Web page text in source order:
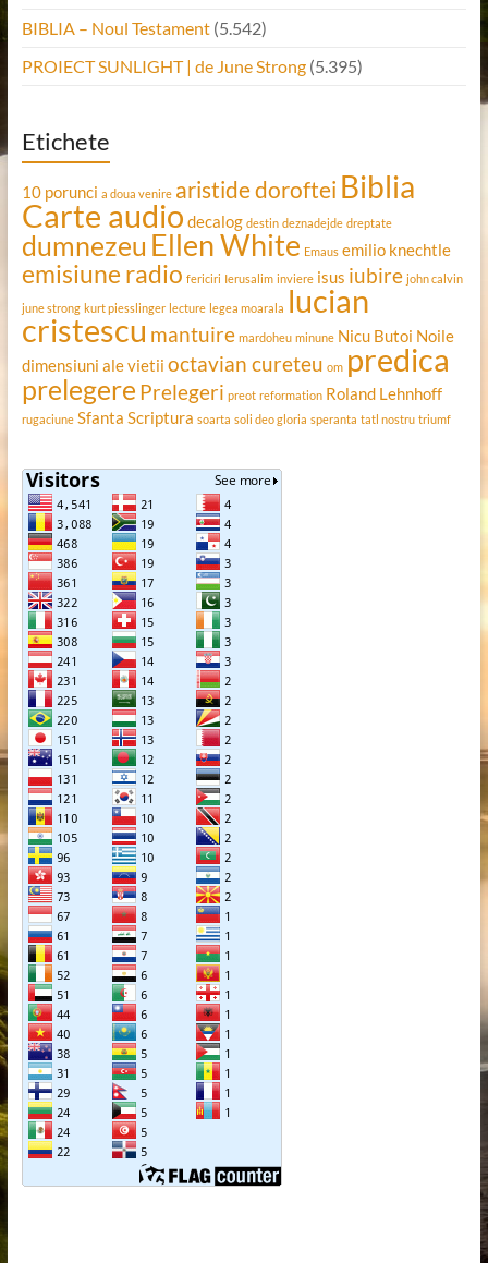
BIBLIA – Noul Testament (5.542)
PROIECT SUNLIGHT | de June Strong (5.395)
Etichete
10 porunci a doua venire aristide doroftei Biblia
Carte audio decalog destin deznadejde dreptate
dumnezeu Ellen White Emaus emilio knechtle
emisiune radio fericiri Ierusalim inviere isus iubire john calvin
june strong kurt piesslinger lecture legea moarala lucian
cristescu mantuire mardoheu minune Nicu Butoi Noile
dimensiuni ale vietii octavian cureteu om predica
prelegere Prelegeri preot reformation Roland Lehnhoff
rugaciune Sfanta Scriptura soarta soli deo gloria speranta tatl nostru triumf